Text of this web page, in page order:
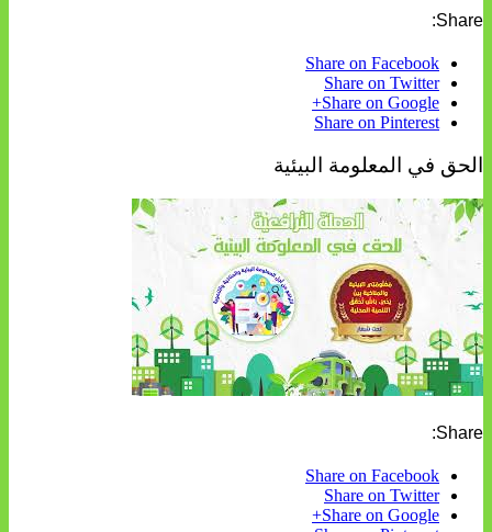
Share:
Share on Facebook
Share on Twitter
Share on Google+
Share on Pinterest
الحق في المعلومة البيئية
Share:
Share on Facebook
Share on Twitter
Share on Google+